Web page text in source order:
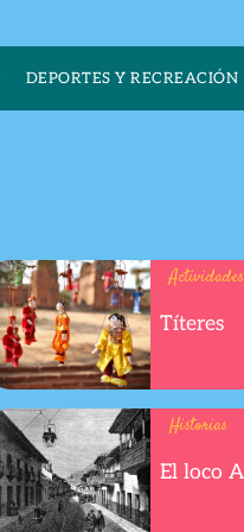
DEPORTES Y RECREACIÓN
Títeres
Historias
El loco